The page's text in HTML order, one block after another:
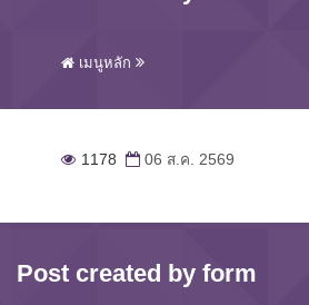
เมนูหลัก
1178 06 ส.ค. 2569
Post created by form